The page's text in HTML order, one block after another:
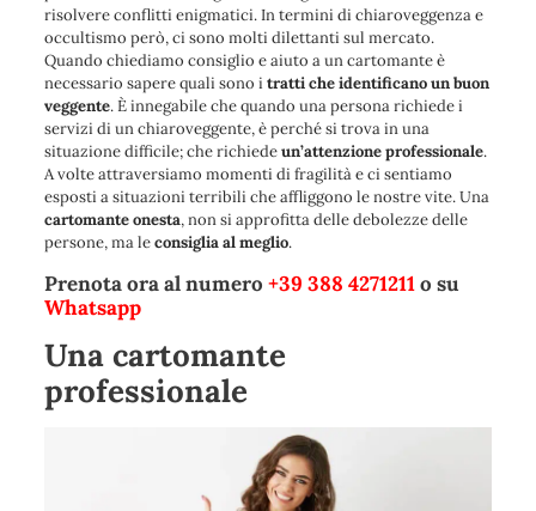
risolvere conflitti enigmatici. In termini di chiaroveggenza e
occultismo però, ci sono molti dilettanti sul mercato.
Quando chiediamo consiglio e aiuto a un cartomante è
necessario sapere quali sono itratti che identificano un buon
veggente. È innegabile che quando una persona richiede i
servizi di un chiaroveggente, è perché si trova in una
situazione difficile; che richiedeun’attenzione professionale.
A volte attraversiamo momenti di fragilità e ci sentiamo
esposti a situazioni terribili che affliggono le nostre vite. Una
cartomante onesta, non si approfitta delle debolezze delle
persone, ma leconsiglia al meglio.
Prenota ora al numero +39 388 4271211o su
Whatsapp
Una cartomante
professionale